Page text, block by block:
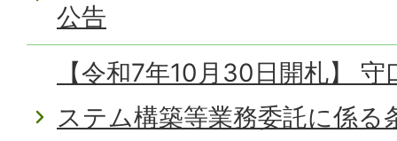
公告
【令和7年10月30日開札】
ステム構築等業務委託に係る